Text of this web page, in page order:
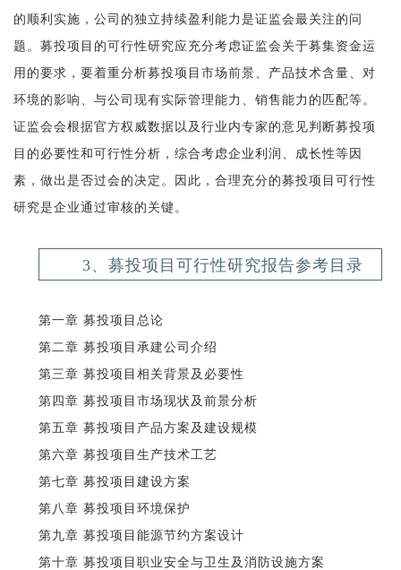
的顺利实施，公司的独立持续盈利能力是证监会最关注的问
题。募投项目的可行性研究应充分考虑证监会关于募集资金运
用的要求，要着重分析募投项目市场前景、产品技术含量、对
环境的影响、与公司现有实际管理能力、销售能力的匹配等。
证监会会根据官方权威数据以及行业内专家的意见判断募投项
目的必要性和可行性分析，综合考虑企业利润、成长性等因
素，做出是否过会的决定。因此，合理充分的募投项目可行性
研究是企业通过审核的关键。
3、募投项目可行性研究报告参考目录
第一章 募投项目总论
第二章 募投项目承建公司介绍
第三章 募投项目相关背景及必要性
第四章 募投项目市场现状及前景分析
第五章 募投项目产品方案及建设规模
第六章 募投项目生产技术工艺
第七章 募投项目建设方案
第八章 募投项目环境保护
第九章 募投项目能源节约方案设计
第十章 募投项目职业安全与卫生及消防设施方案